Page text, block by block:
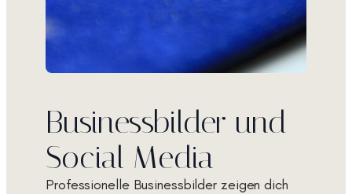
Businessbilder und
Social Media
Professionelle Businessbilder zeigen dich